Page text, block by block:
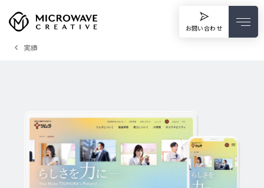
お問い合わせ
実績